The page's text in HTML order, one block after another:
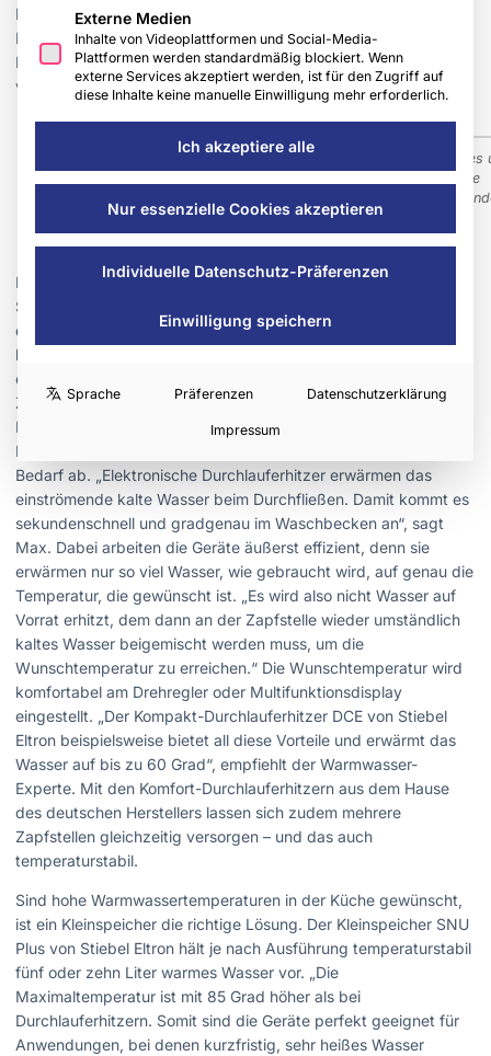
Durchlauferhitzer sinnvoll, ein Kleinspeicher oder auch ein
Kochendwassergerät.“ Passend zum „Tag der Küche“ am 8.
November klärt der Warmwasser-Experte über die
verschiedenen Lösungen auf.
Der HOT 2.6 N Premium von Stiebel Eltron liefert nicht nur kaltes
warmes Wasser, sondern auch nahezu kochendes Wasser ohne
Wartezeit für eine sekundenschnelle Zubereitung von Tee und
Speisen Bild: Stiebel Eltron
In Einfamilienhäusern wird das Warmwasser häufig in einem
Speicher im Technikraum vorgehalten. Lange Leitungswege in
die Küche führen allerdings zu Energieverlusten und mitunter
langen Wartezeiten, da das stehende Wasser abkühlt und es
einige Minuten dauern kann, bis wieder warmes Wasser aus der
Zapfstelle fließt. „Das verhindern ein Durchlauferhitzer oder
Kleinspeicher, die einfach in der Küche installiert werden“, sagt
Max. Welches Gerät das richtige ist, hängt vom Warmwasser-
Bedarf ab. „Elektronische Durchlauferhitzer erwärmen das
einströmende kalte Wasser beim Durchfließen. Damit kommt es
sekundenschnell und gradgenau im Waschbecken an“, sagt
Max. Dabei arbeiten die Geräte äußerst effizient, denn sie
erwärmen nur so viel Wasser, wie gebraucht wird, auf genau die
Temperatur, die gewünscht ist. „Es wird also nicht Wasser auf
Vorrat erhitzt, dem dann an der Zapfstelle wieder umständlich
kaltes Wasser beigemischt werden muss, um die
Wunschtemperatur zu erreichen.“ Die Wunschtemperatur wird
komfortabel am Drehregler oder Multifunktionsdisplay
eingestellt. „Der Kompakt-Durchlauferhitzer DCE von Stiebel
Eltron beispielsweise bietet all diese Vorteile und erwärmt das
Wasser auf bis zu 60 Grad“, empfiehlt der Warmwasser-
Experte. Mit den Komfort-Durchlauferhitzern aus dem Hause
des deutschen Herstellers lassen sich zudem mehrere
Zapfstellen gleichzeitig versorgen – und das auch
temperaturstabil.
Sind hohe Warmwassertemperaturen in der Küche gewünscht,
ist ein Kleinspeicher die richtige Lösung. Der Kleinspeicher SNU
Plus von Stiebel Eltron hält je nach Ausführung temperaturstabil
fünf oder zehn Liter warmes Wasser vor. „Die
Maximaltemperatur ist mit 85 Grad höher als bei
Durchlauferhitzern. Somit sind die Geräte perfekt geeignet für
Anwendungen, bei denen kurzfristig, sehr heißes Wasser
Externe Medien
Inhalte von Videoplattformen und Social-Media-
Plattformen werden standardmäßig blockiert. Wenn
externe Services akzeptiert werden, ist für den Zugriff auf
diese Inhalte keine manuelle Einwilligung mehr erforderlich.
Ich akzeptiere alle
Nur essenzielle Cookies akzeptieren
Individuelle Datenschutz-Präferenzen
Einwilligung speichern
Sprache Präferenzen Datenschutzerklärung
Impressum